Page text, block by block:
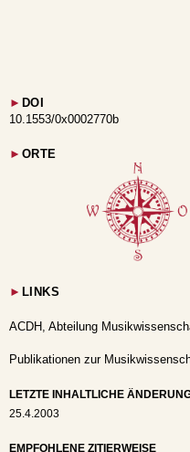
► DOI
10.1553/0x0002770b
► ORTE
► LINKS
ACDH, Abteilung
Publikationen zur
LETZTE INHALTLICHE
25.4.2003
EMPFOHLENE ZITIERWEISE